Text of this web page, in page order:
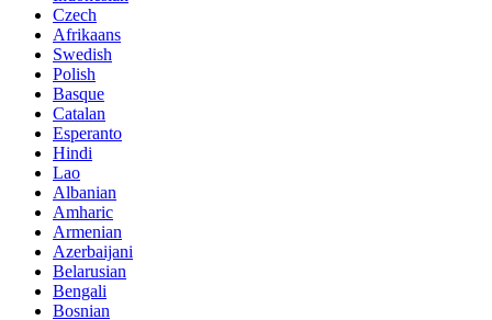
Czech
Afrikaans
Swedish
Polish
Basque
Catalan
Esperanto
Hindi
Lao
Albanian
Amharic
Armenian
Azerbaijani
Belarusian
Bengali
Bosnian